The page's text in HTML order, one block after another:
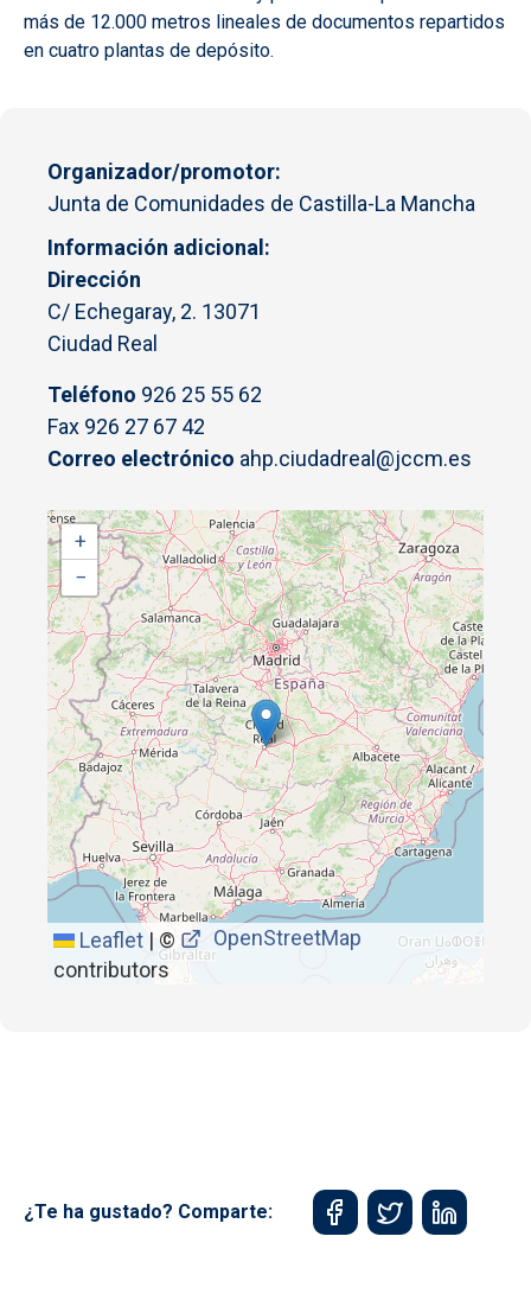
más de 12.000 metros lineales de documentos repartidos
en cuatro plantas de depósito.
Organizador/promotor
Junta de Comunidades de Castilla-La Mancha
Información adicional
Dirección
C/ Echegaray, 2. 13071
Ciudad Real
Teléfono 926 25 55 62
Fax 926 27 67 42
Correo electrónico ahp.ciudadreal@jccm.es
+
−
Leaflet | ©
OpenStreetMap
contributors
¿Te ha gustado? Comparte: